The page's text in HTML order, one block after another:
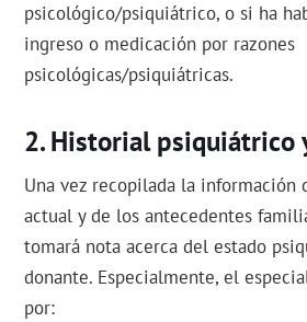
psicológico/psiquiátrico, o si ha
ingreso o medicación por razones
psicológicas/psiquiátricas.
Historial psiquiátrico
Una vez recopilada la información
actual y de los antecedentes
tomará nota acerca del estado
donante. Especialmente, el
por: